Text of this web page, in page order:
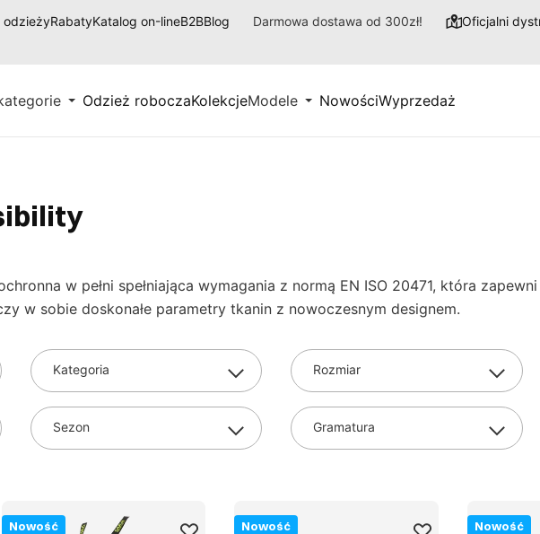
odzieżyRabatyKatalog on-lineB2BBlog Darmowa dostawa od 300zł! Oficjalni
Odzież roboczaKolekcjeModele NowościWyprzedaż
w pełni spełniająca wymagania z normą EN ISO 20471, która
w sobie doskonałe parametry tkanin z nowoczesnym designem.
Kategoria
Rozmiar
Sezon Gramatura
Nowość Nowość Nowość